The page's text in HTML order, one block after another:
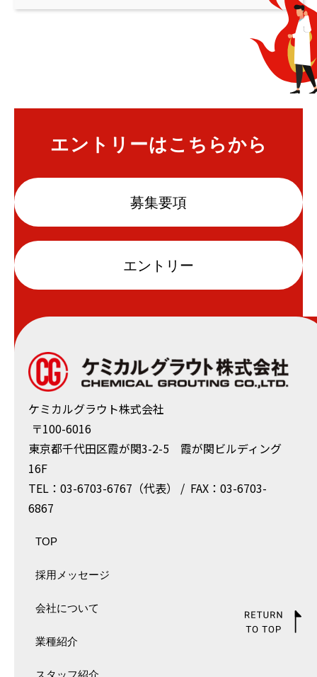
エントリーはこちらから
募集要項
エントリー
ケミカルグラウト株式会社
〒100-6016
東京都千代⽥区霞が関3-2-5 霞が関ビルディング
16F
TEL：03-6703-6767（代表） / FAX：03-6703-
6867
TOP
採用メッセージ
会社について
業種紹介